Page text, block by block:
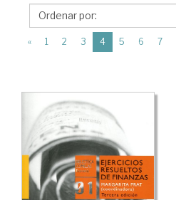
de
empresas
y
financiación
en
la
empresa
« 1 2 3 4(current)
5 6 7